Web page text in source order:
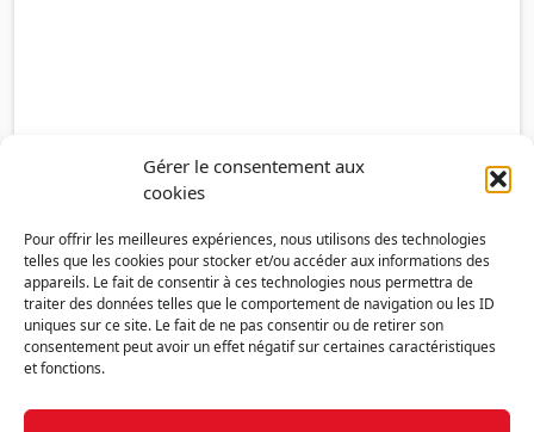
Gérer le consentement aux
cookies
Pour offrir les meilleures expériences, nous utilisons des technologies
telles que les cookies pour stocker et/ou accéder aux informations des
appareils. Le fait de consentir à ces technologies nous permettra de
traiter des données telles que le comportement de navigation ou les ID
uniques sur ce site. Le fait de ne pas consentir ou de retirer son
consentement peut avoir un effet négatif sur certaines caractéristiques
et fonctions.